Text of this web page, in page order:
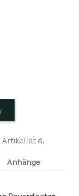
ist 6.
Anhänge